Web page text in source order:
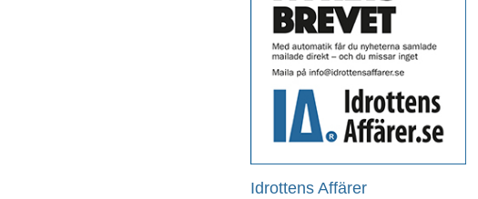
Idrottens Affärer